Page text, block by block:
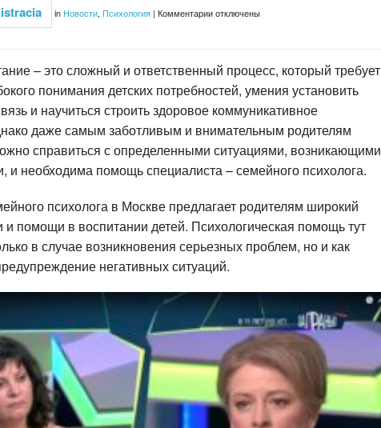
in Новости, Психология | Комментариизаписи
в
Москве
отключены
– это сложный и ответственный процесс, который требует
понимания детских потребностей, умения установить
и научиться строить здоровое коммуникативное
даже самым заботливым и внимательным родителям
справиться с определенными ситуациями, возникающими
и необходима помощь специалиста – семейного психолога.
психолога в Москве предлагает родителям широкий
и помощи в воспитании детей. Психологическая помощь тут
в случае возникновения серьезных проблем, но и как
негативных ситуаций.